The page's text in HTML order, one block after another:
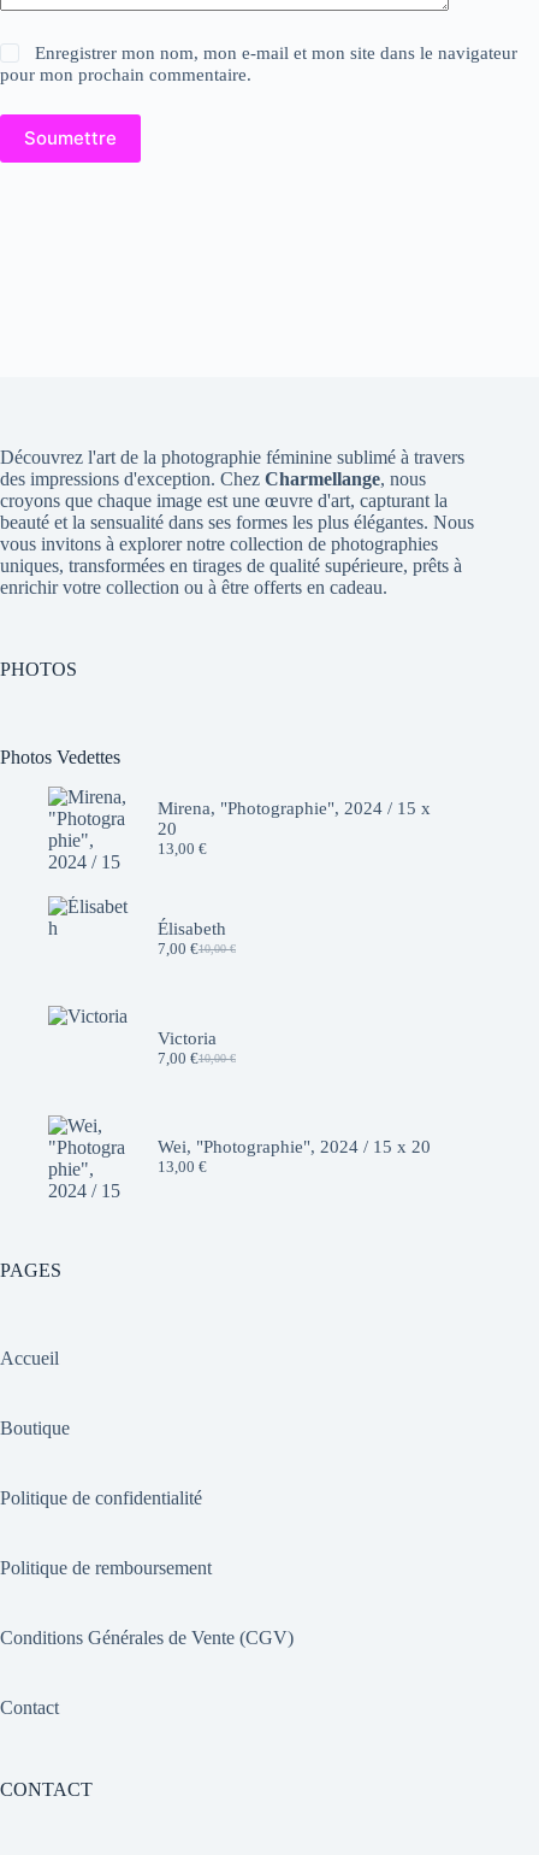
Enregistrer mon nom, mon e-mail et mon site dans le navigateur
pour mon prochain commentaire.
Soumettre
Découvrez l'art de la photographie féminine sublimé à travers
des impressions d'exception. Chez Charmellange, nous
croyons que chaque image est une œuvre d'art, capturant la
beauté et la sensualité dans ses formes les plus élégantes. Nous
vous invitons à explorer notre collection de photographies
uniques, transformées en tirages de qualité supérieure, prêts à
enrichir votre collection ou à être offerts en cadeau.
PHOTOS
Photos Vedettes
Mirena, "Photographie", 2024 / 15 x
20
13,00 €
Élisabeth
10,00€
Le
10,00 €.
7,00 €Le
7,00 €.
Victoria
10,00€
Le
10,00 €.
7,00 €Le
7,00 €.
Wei, "Photographie", 2024 / 15 x 20
13,00 €
PAGES
Accueil
Boutique
Politique de confidentialité
Politique de remboursement
Conditions Générales de Vente (CGV)
Contact
CONTACT